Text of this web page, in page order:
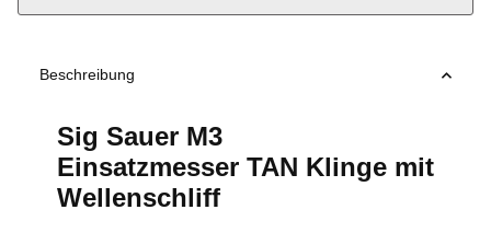
Beschreibung
Sig Sauer M3
Einsatzmesser TAN Klinge mit
Wellenschliff